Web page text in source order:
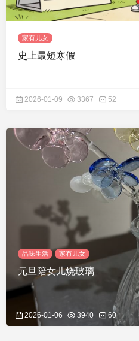
家有儿女
史上最短寒假
2026-01-09 3367 52
品味生活 家有儿女
元旦陪女儿烧玻璃
2026-01-06 3940 60